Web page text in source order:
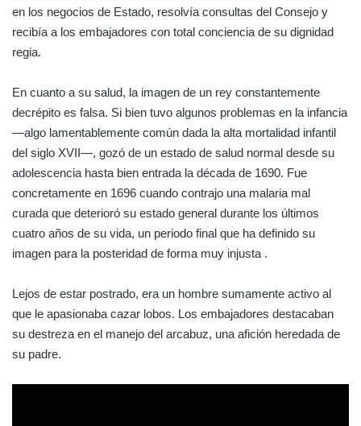
en los negocios de Estado, resolvía consultas del Consejo y
recibía a los embajadores con total conciencia de su dignidad
regia.
En cuanto a su salud, la imagen de un rey constantemente
decrépito es falsa. Si bien tuvo algunos problemas en la infancia
—algo lamentablemente común dada la alta mortalidad infantil
del siglo XVII—, gozó de un estado de salud normal desde su
adolescencia hasta bien entrada la década de 1690. Fue
concretamente en 1696 cuando contrajo una malaria mal
curada que deterioró su estado general durante los últimos
cuatro años de su vida, un periodo final que ha definido su
imagen para la posteridad de forma muy injusta .
Lejos de estar postrado, era un hombre sumamente activo al
que le apasionaba cazar lobos. Los embajadores destacaban
su destreza en el manejo del arcabuz, una afición heredada de
su padre.